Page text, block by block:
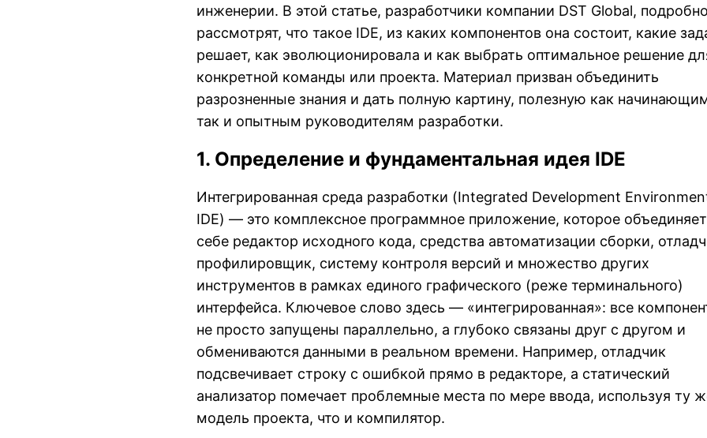
инженерии. В этой статье, разработчики компании DST Global, подробно
рассмотрят, что такое IDE, из каких компонентов она состоит, какие
решает, как эволюционировала и как выбрать оптимальное решение
конкретной команды или проекта. Материал призван объединить
разрозненные знания и дать полную картину, полезную как
так и опытным руководителям разработки.
1. Определение и фундаментальная идея IDE
Интегрированная среда разработки (Integrated Development
IDE) — это комплексное программное приложение, которое
себе редактор исходного кода, средства автоматизации сборки,
профилировщик, систему контроля версий и множество других
инструментов в рамках единого графического (реже терминального)
интерфейса. Ключевое слово здесь — «интегрированная»: все
не просто запущены параллельно, а глубоко связаны друг с другом и
обмениваются данными в реальном времени. Например, отладчик
подсвечивает строку с ошибкой прямо в редакторе, а статический
анализатор помечает проблемные места по мере ввода, используя ту
модель проекта, что и компилятор.